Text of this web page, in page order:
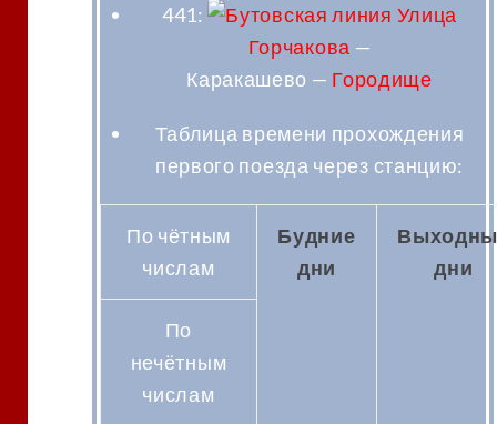
441:
Улица
Горчакова —
Каракашево — Городище
Таблица времени прохождения
первого поезда через станцию:
По чётным
числам
Будние
дни
дни
По
нечётным
числам